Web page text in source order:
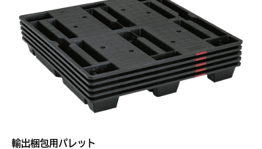
輸出梱包用パレット